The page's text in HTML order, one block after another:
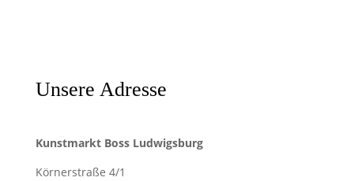
Unsere Adresse
Kunstmarkt Boss Ludwigsburg
Körnerstraße 4/1